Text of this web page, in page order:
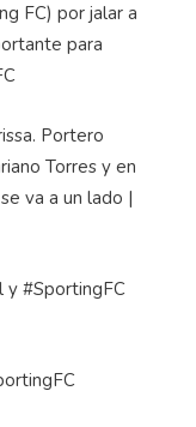
FC) por jalar a
para
Portero
Torres y en
va a un lado |
y #SportingFC